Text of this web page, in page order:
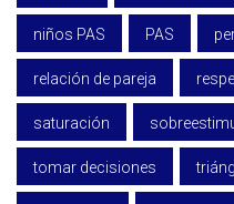
niños PAS PAS
relación de pareja
saturación
tomar decisiones